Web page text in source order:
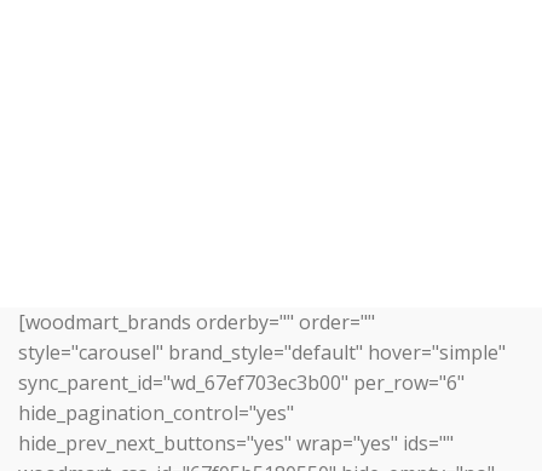
[woodmart_brands orderby="" order=""
style="carousel" brand_style="default" hover="simple"
sync_parent_id="wd_67ef703ec3b00" per_row="6"
hide_pagination_control="yes"
hide_prev_next_buttons="yes" wrap="yes" ids=""